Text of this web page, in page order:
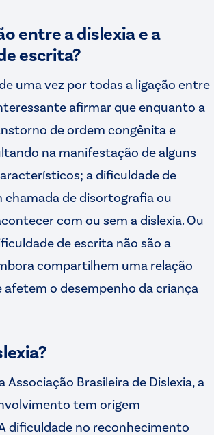
entre a dislexia e a
escrita?
uma vez por todas a ligação entre
afirmar que enquanto a
de ordem congênita e
na manifestação de alguns
a dificuldade de
de disortografia ou
com ou sem a dislexia. Ou
de escrita não são a
compartilhem uma relação
o desempenho da criança
Associação Brasileira de Dislexia, a
tem origem
dificuldade no reconhecimento